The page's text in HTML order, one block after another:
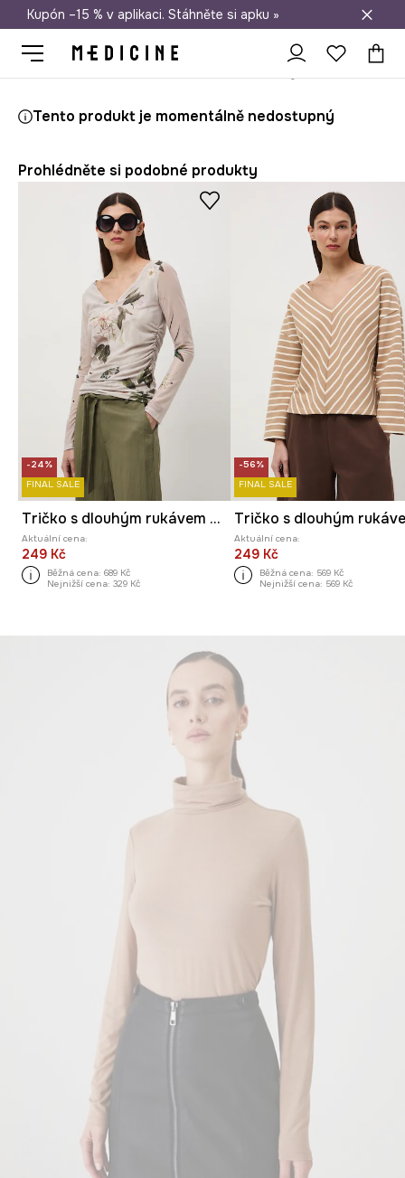
Doprava zdarma při nákupu nad 1 200 Kč
Kupón –15 % v aplikaci. Stáhněte si apku »
Tento produkt je momentálně nedostupný
Prohlédněte si podobné produkty
-24%
FINAL SALE
Tričko s dlouhým rukávem dámské
Aktuální cena:
249 Kč
Běžná cena: 689 Kč
Nejnižší cena: 329 Kč
-56%
FINAL SALE
Aktuální cena:
249 Kč
Běžná cena: 569 Kč
Nejnižší cena: 569 Kč